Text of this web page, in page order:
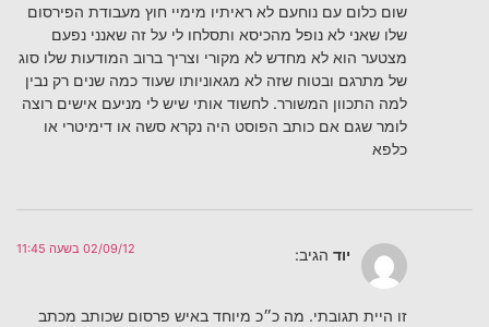
שום כלום עם נוחעם לא ראיתיו מימיי חוץ מעבודת הפירסום
שלו שאני לא נופל מהכיסא ותסלחו לי על זה שאנני נפעם
מצטער הוא לא מחדש לא מקורי וצריך ברוב המודעות שלו סוג
של מתרגם ובטוח שזה לא מגאוניותו שעוד כמה שנים רק נבין
למה התכוון המשורר. לחשוד אותי שיש לי מניעם אישים רוצה
לומר שגם אם כותב הפוסט היה נקרא סשה או דימיטרי או
כלפא
יוד הגיב: 02/09/12 בשעה 11:45
זו היית תגובתי. מה כ״כ מיוחד באיש פרסום שכותב מכתב